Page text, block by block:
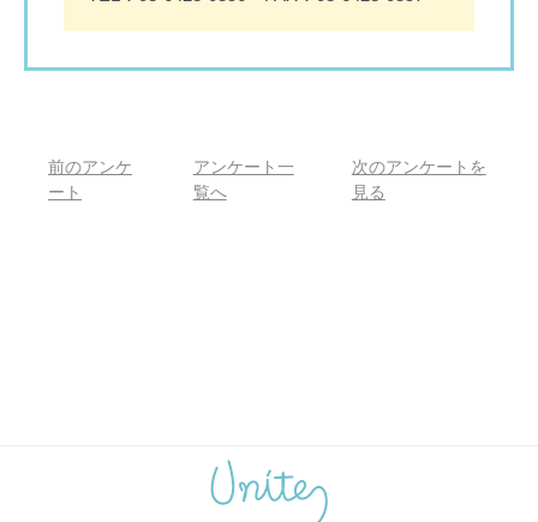
前のアンケ
ート
アンケート一
覧へ
次のアンケートを
見る